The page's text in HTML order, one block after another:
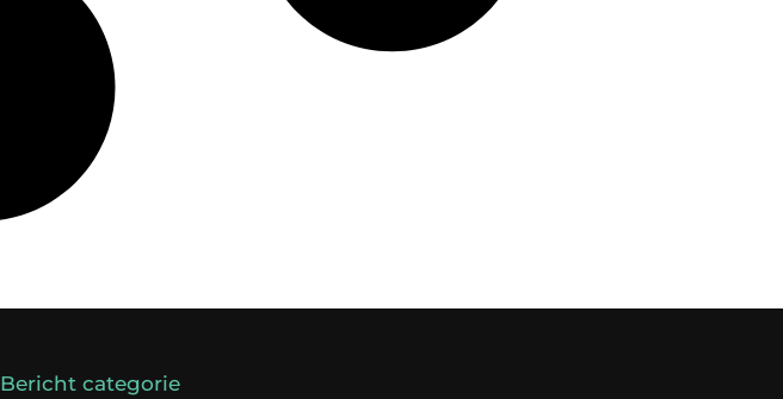
Bericht categorie